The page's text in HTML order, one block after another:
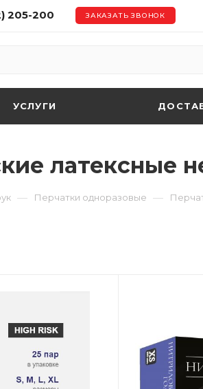
205-200 ЗАКАЗАТЬ ЗВОНОК
УСЛУГИ
латексные
— Перчатки одноразовые —